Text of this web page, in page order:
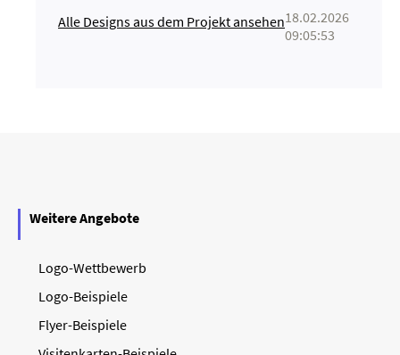
Alle Designs aus dem Projekt ansehen18.02.2026
09:05:53
Weitere Angebote
Logo-Wettbewerb
Logo-Beispiele
Flyer-Beispiele